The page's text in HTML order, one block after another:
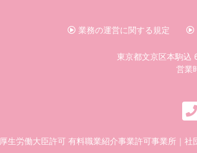
業務の運営に関する規定
東京都文京区本駒込
営業
厚生労働大臣許可 有料職業紹介事業許可事業所 ｜ 社